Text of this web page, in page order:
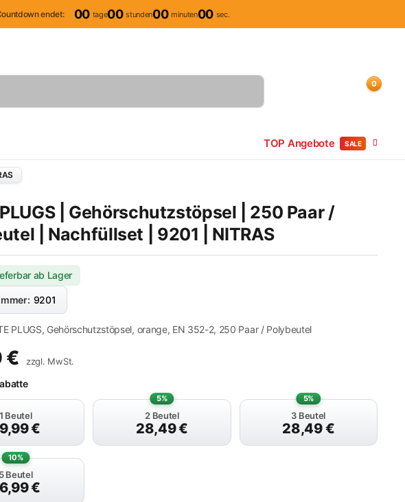
endet: 00 tage00 stunden00 minuten00 sec.
0
TOP Angebote SALE
| Gehörschutzstöpsel | 250 Paar /
| Nachfüllset | 9201 | NITRAS
ab Lager
9201
PLUGS, Gehörschutzstöpsel, orange, EN 352-2, 250 Paar / Polybeutel
€ zzgl. MwSt.
1 Beutel
€
2 Beutel
28,49€
5%
3 Beutel
28,49€
5%
5 Beutel
€
10%